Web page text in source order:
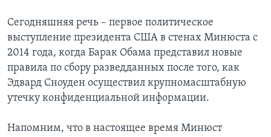
Сегодняшняя речь – первое политическое
выступление президента США в стенах Минюста с
2014 года, когда Барак Обама представил новые
правила по сбору разведданных после того, как
Эдвард Сноуден осуществил крупномасштабную
утечку конфиденциальной информации.
Напомним, что в настоящее время Минюст